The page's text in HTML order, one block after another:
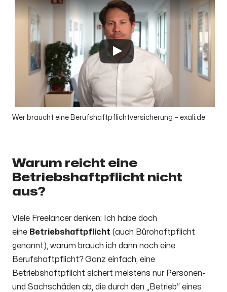
Wer braucht eine Berufshaftpflichtversicherung – exali.de
Warum reicht eine
Betriebshaftpflicht nicht
aus?
Viele Freelancer denken: Ich habe doch
eine Betriebshaftpflicht (auch Bürohaftpflicht
genannt), warum brauch ich dann noch eine
Berufshaftpflicht? Ganz einfach, eine
Betriebshaftpflicht sichert meistens nur Personen-
und Sachschäden ab, die durch den „Betrieb“ eines